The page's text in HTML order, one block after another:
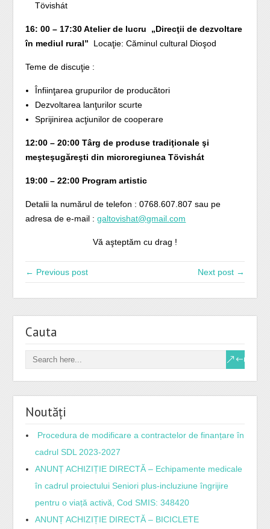
Tövishát
16: 00 – 17:30 Atelier de lucru „Direcţii de dezvoltare
în mediul rural” Locaţie: Căminul cultural Dioşod
Teme de discuţie :
Înfiinţarea grupurilor de producători
Dezvoltarea lanţurilor scurte
Sprijinirea acţiunilor de cooperare
12:00 – 20:00 Târg de produse tradiţionale şi
meşteşugăreşti din microregiunea Tövishát
19:00 – 22:00 Program artistic
Detalii la numărul de telefon : 0768.607.807 sau pe
adresa de e-mail :galtovishat@gmail.com
Vă aşteptăm cu drag !
← Previous post Next post →
Cauta
Noutăți
Procedura de modificare a contractelor de finanțare în
cadrul SDL 2023-2027
ANUNȚ ACHIZIȚIE DIRECTĂ – Echipamente medicale
în cadrul proiectului Seniori plus-incluziune îngrijire
pentru o viață activă, Cod SMIS: 348420
ANUNȚ ACHIZIȚIE DIRECTĂ – BICICLETE